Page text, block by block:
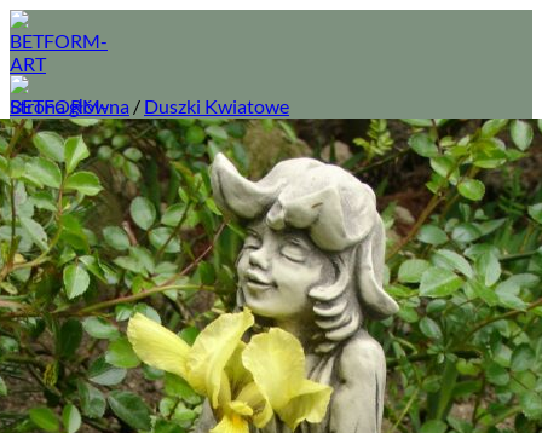
Przewiń
do
zawartości
O nas
Sklep
Wszystkie figury betonowe do ogrodu
Donice ogrodowe z betonu
Fontanny betonowe do ogrodu
Usługi
Regulamin
Prawa autorskie
Kontakt
Strona główna / Duszki Kwiatowe